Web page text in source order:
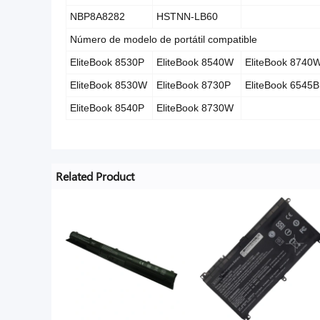
NBP8A8282
HSTNN-LB60
Número de modelo de portátil compatible
EliteBook 8530P
EliteBook 8540W
EliteBook
EliteBook 8530W
EliteBook 8730P
EliteBook 6545B
EliteBook 8540P
EliteBook 8730W
Related Product